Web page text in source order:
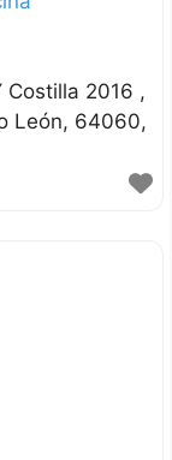
Costilla 2016 ,
León
64060